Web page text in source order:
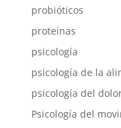
probióticos
proteínas
psicología
psicología de la
psicología del
Psicología del